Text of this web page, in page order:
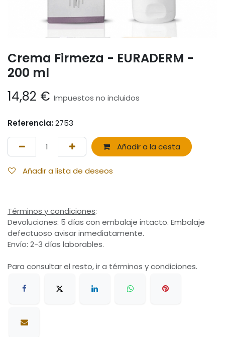
Crema Firmeza - EURADERM -
200 ml
14,82 € Impuestos no incluidos
Referencia:2753
Añadir a la cesta
Añadir a lista de deseos
Términos y condiciones:
Devoluciones: 5 días con embalaje intacto. Embalaje
defectuoso avisar inmediatamente.
Envío: 2-3 días laborables.
Para consultar el resto, ir a términos y condiciones.